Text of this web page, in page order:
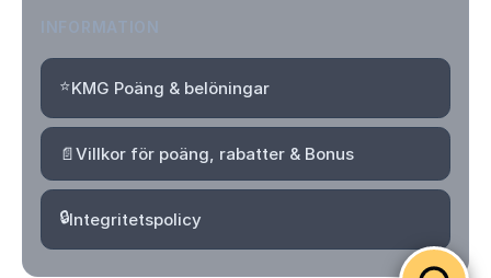
⭐KMG Poäng & belöningar
📄Villkor för poäng, rabatter & Bonus
🔒Integritetspolicy